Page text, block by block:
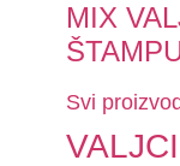
MIX
Svi